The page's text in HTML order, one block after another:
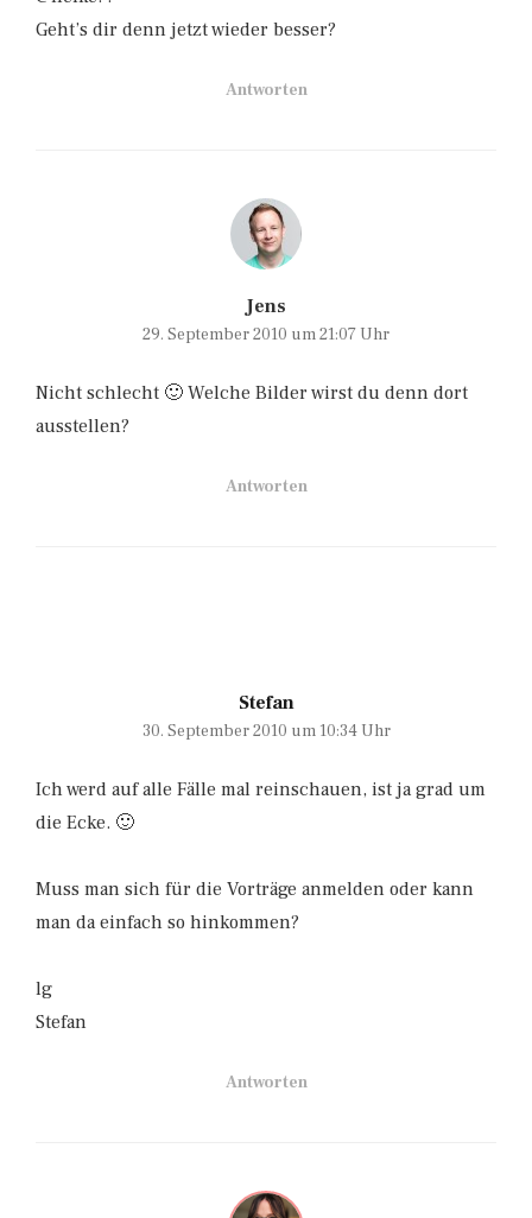
Geht’s dir denn jetzt wieder besser?
Antworten
Jens
29. September 2010 um 21:07 Uhr
Nicht schlecht 🙂 Welche Bilder wirst du denn dort
ausstellen?
Antworten
Stefan
30. September 2010 um 10:34 Uhr
Ich werd auf alle Fälle mal reinschauen, ist ja grad um
die Ecke. 🙂
Muss man sich für die Vorträge anmelden oder kann
man da einfach so hinkommen?
lg
Stefan
Antworten